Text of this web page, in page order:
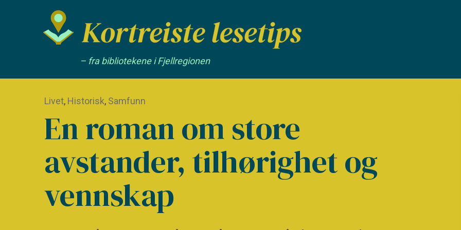
– fra bibliotekene i Fjellregionen
Livet, Historisk, Samfunn
En roman om store
avstander, tilhørighet og
vennskap